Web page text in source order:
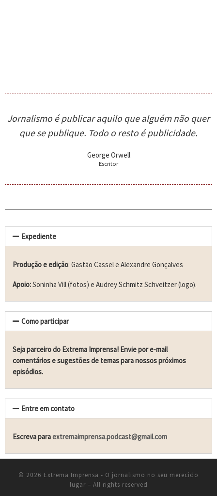
Jornalismo é publicar aquilo que alguém não quer
que se publique. Todo o resto é publicidade.
George Orwell
Escritor
Expediente
Produção e edição: Gastão Cassel e Alexandre Gonçalves
Apoio:Soninha Vill (fotos) e Audrey Schmitz Schveitzer (logo).
Como participar
Seja parceiro do Extrema Imprensa! Envie por e-mail
comentários e sugestões de temas para nossos próximos
episódios.
Entre em contato
Escreva paraextremaimprensa.podcast@gmail.com
© 2026 Extrema Imprensa - O jornalismo no seu merecido
lugar– All rights reserved